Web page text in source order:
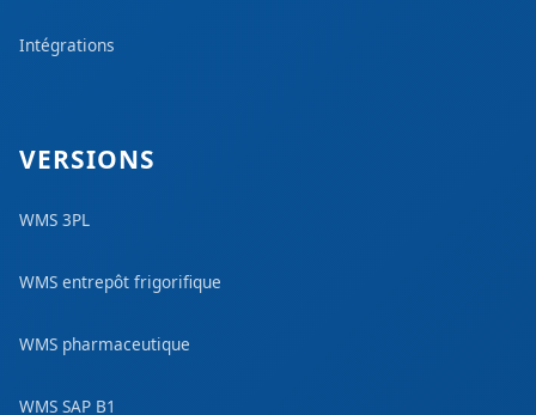
Intégrations
VERSIONS
WMS 3PL
WMS entrepôt frigorifique
WMS pharmaceutique
WMS SAP B1